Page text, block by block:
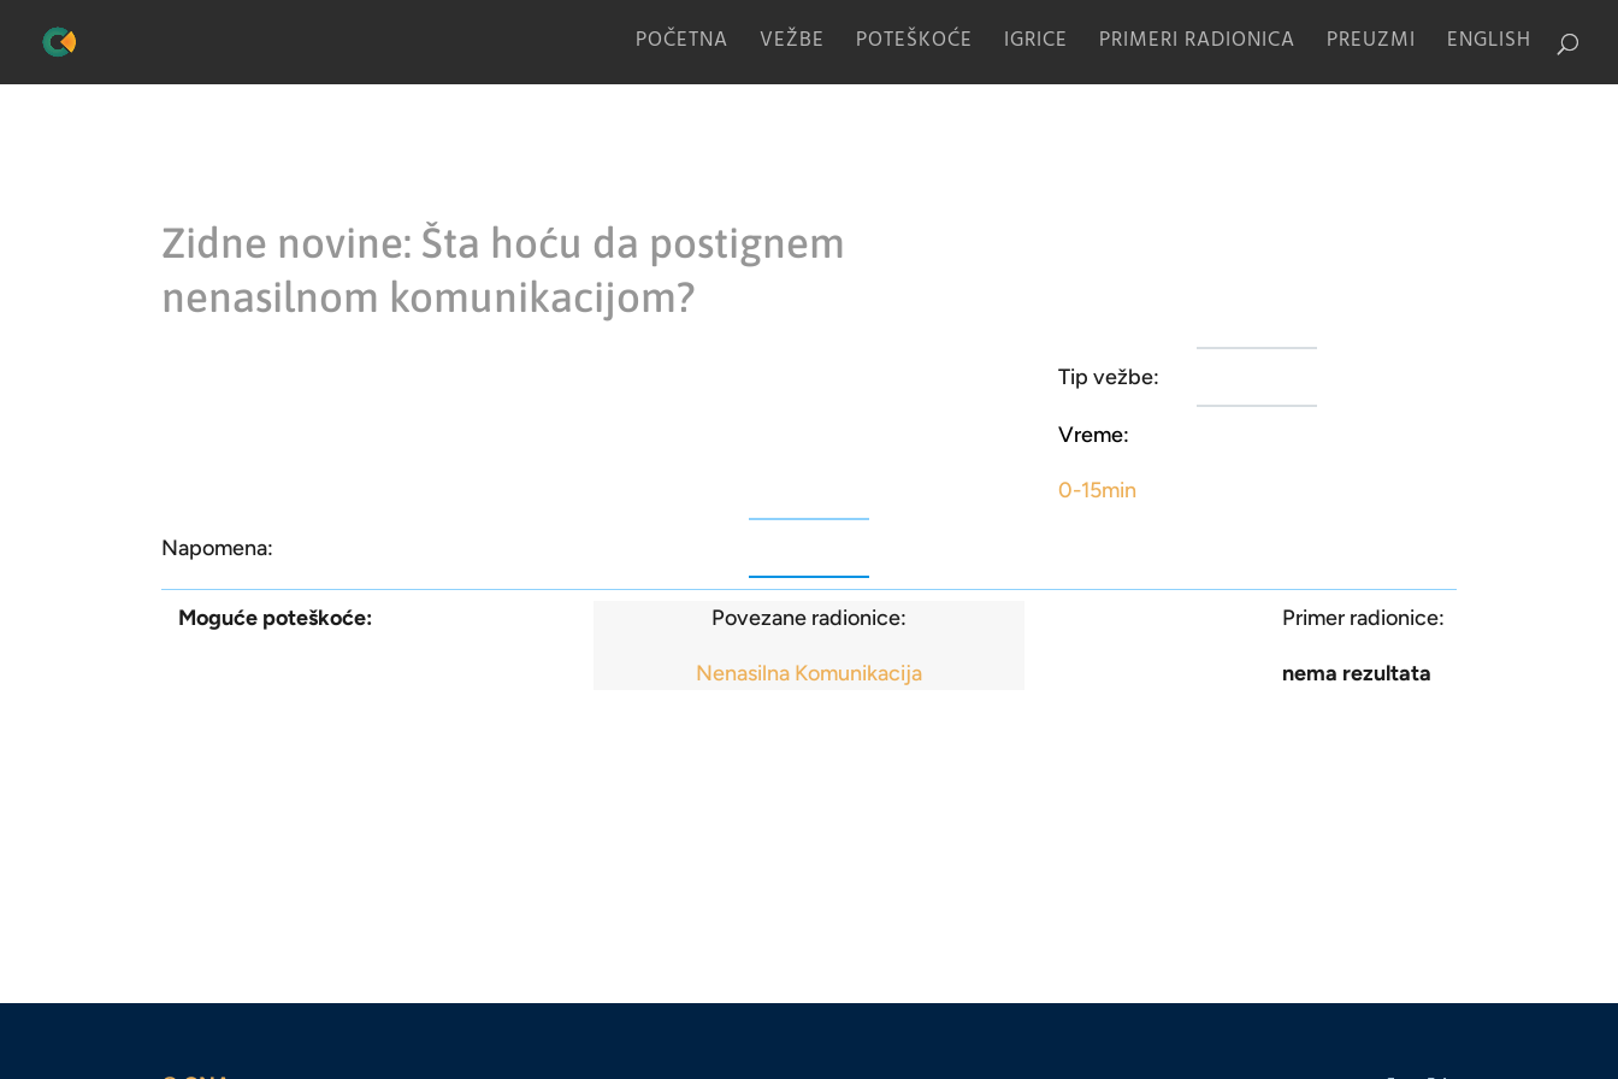
POČETNA VEŽBE POTEŠKOĆE IGRICE PRIMERI RADIONICA PREUZMI ENGLISH
Zidne novine: Šta hoću da postignem
nenasilnom komunikacijom?
Tip vežbe:
Vreme:
0-15min
Napomena:
Moguće poteškoće: Povezane radionice:
Nenasilna Komunikacija
Primer radionice:
nema rezultata